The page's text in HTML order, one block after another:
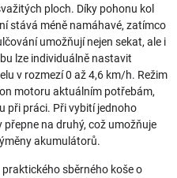
ploch. Díky pohonu kol
stává méně namáhavé, zatímco
umožňují nejen sekat, ale i
lze individuálně nastavit
v rozmezí 0 až 4,6 km/h. Režim
motoru aktuálním potřebám,
při práci. Při vybití jednoho
na druhý, což umožňuje
akumulátorů.
sběrného koše o